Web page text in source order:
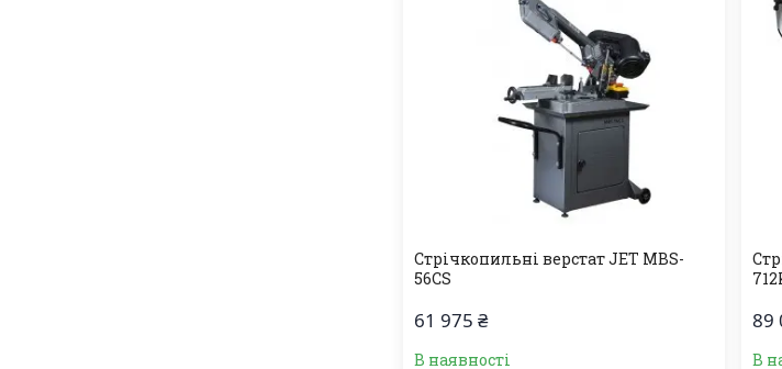
Стрічкопильні верстат JET MBS-
56CS
61 975 ₴
В наявності
89
В